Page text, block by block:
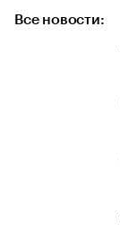
Все новости: